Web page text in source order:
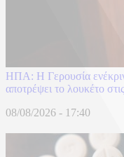
ΗΠΑ: Η Γερουσία
αποτρέψει το λουκέτο
08/08/2026 - 17:40